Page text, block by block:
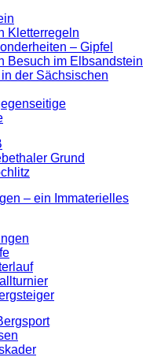
Kletterregeln
– Gipfel
Besuch im Elbsandstein
der Sächsischen
Grund
– ein Immaterielles